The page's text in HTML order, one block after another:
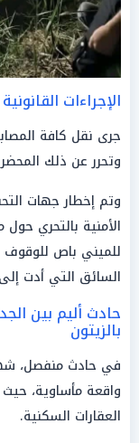
الإجراءات
جرى نقل كافة
وتحرر عن ذلك
وتم إخطار جهات
الأمنية بالتحري
للميني باص للوقوف
السائق التي أدت
حادث أليم بين
بالزيتون
في حادث منفصل،
واقعة مأساوية،
العقارات السكنية.